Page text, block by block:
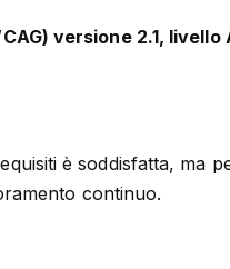
versione 2.1, livello
è soddisfatta, ma
continuo.